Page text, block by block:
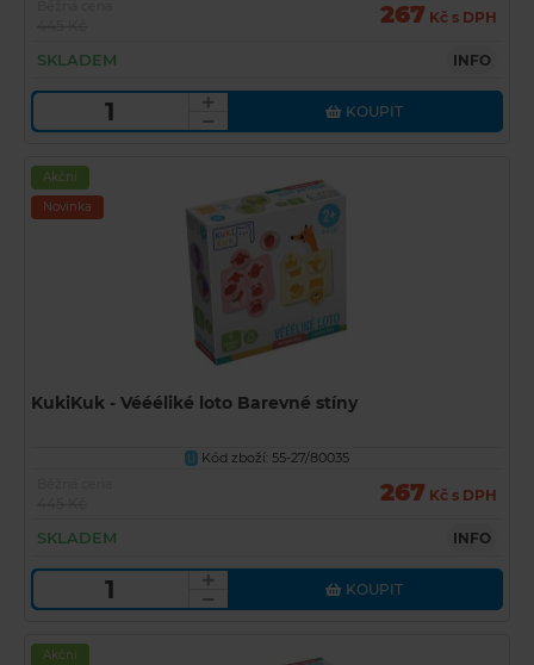
267 Kč s DPH
SKLADEM INFO
KOUPIT
Akční
Novinka
KukiKuk - Véééliké loto Barevné stíny
U
Kód zboží: 55-27/80035
267 Kč s DPH
SKLADEM INFO
KOUPIT
Akční